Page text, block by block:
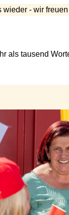
wieder - wir
als tausend